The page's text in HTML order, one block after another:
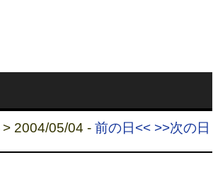
> 2004/05/04 -前の日<< >>次の日